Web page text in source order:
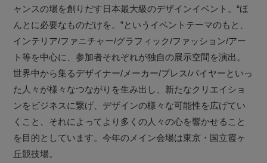
ャンスの場を創りだす日本最大級のデザインイベント。“ほ
んとに必要なものだけを。”というイベントテーマのもと、
インテリア/ファニチャー/グラフィック/ファッション/アー
ト等を中心に、参加者それぞれが独自の展示空間を演出。
世界中から集るデザイナー/メーカー/プレス/バイヤーといっ
た人々が様々なつながりを生み出し、新たなクリエイショ
ンをビジネスに繋げ、デザインの様々な可能性を広げてい
くこと、それによってより多くの人々の心を響かせること
を目的としています。今年のメイン会場は東京・国立霞ヶ
丘競技場。